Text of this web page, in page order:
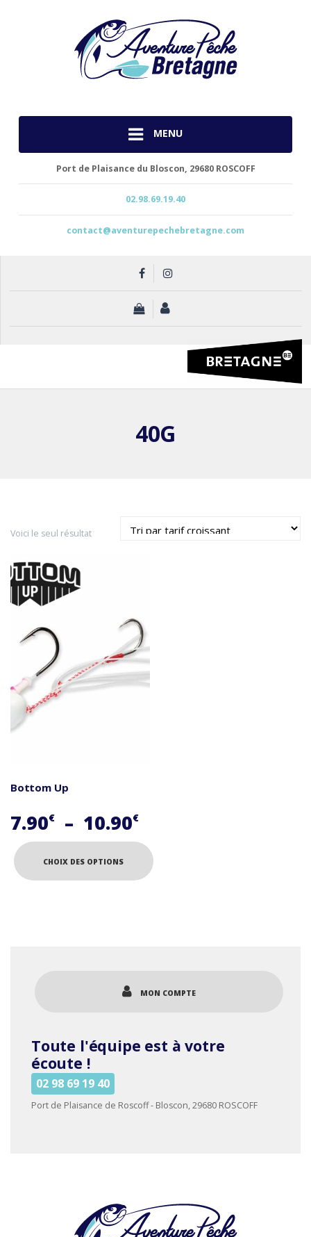
MENU
Port de Plaisance du Bloscon, 29680 ROSCOFF
02.98.69.19.40
contact@aventurepechebretagne.com
40G
Voici le seul résultat
Bottom Up
7.90€ – 10.90€Plage
de
prix :
CHOIX DES OPTIONS
page
produit
MON COMPTE
Toute l'équipe est à votre
écoute !
02 98 69 19 40
Port de Plaisance de Roscoff - Bloscon, 29680 ROSCOFF